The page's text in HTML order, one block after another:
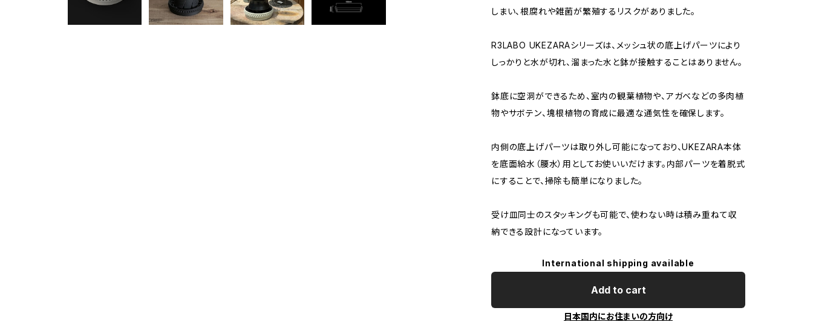
しまい、根腐れや雑菌が繁殖するリスクがありました。
R3LABO UKEZARAシリーズは、メッシュ状の底上げパーツにより
しっかりと水が切れ、溜まった水と鉢が接触することはありません。
鉢底に空洞ができるため、室内の観葉植物や、アガベなどの多肉植
物やサボテン、塊根植物の育成に最適な通気性を確保します。
内側の底上げパーツは取り外し可能になっており、UKEZARA本体
を底面給水（腰水）用としてお使いいだけます。内部パーツを着脱式
にすることで、掃除も簡単になりました。
受け皿同士のスタッキングも可能で、使わない時は積み重ねて収
納できる設計になっています。
International shipping available
Add to cart
日本国内にお住まいの方向け